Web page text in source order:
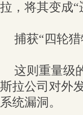
拉，将其变成“
捕获“四轮
这则重量级
斯拉公司对外
系统漏洞。